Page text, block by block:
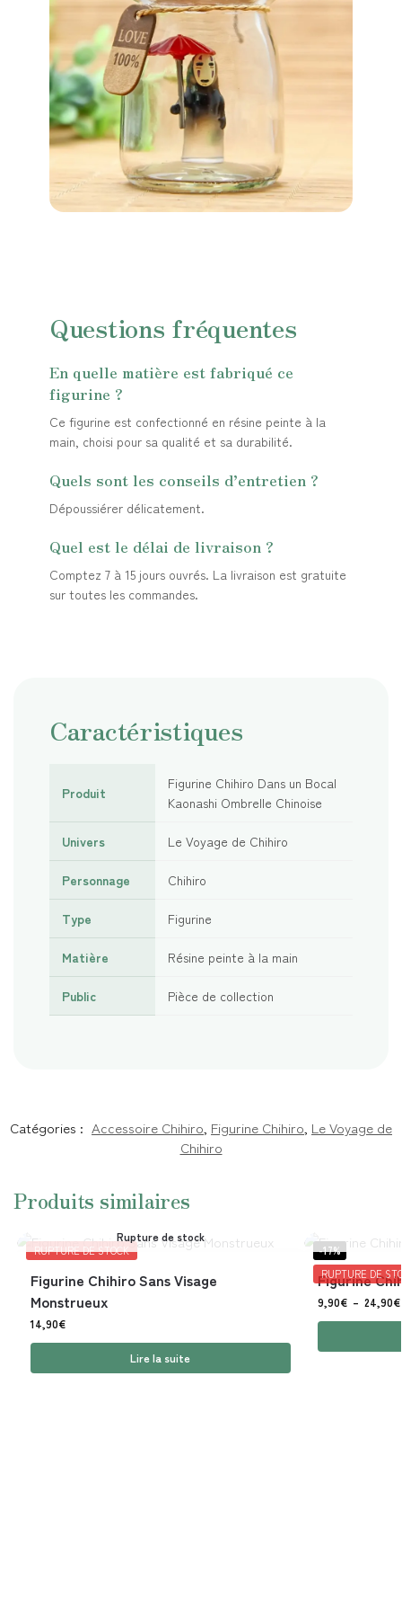
Questions fréquentes
En quelle matière est fabriqué ce
figurine ?
Ce figurine est confectionné en résine peinte à la
main, choisi pour sa qualité et sa durabilité.
Quels sont les conseils d’entretien ?
Dépoussiérer délicatement.
Quel est le délai de livraison ?
Comptez 7 à 15 jours ouvrés. La livraison est gratuite
sur toutes les commandes.
Caractéristiques
Produit
Figurine Chihiro Dans un Bocal
Kaonashi Ombrelle Chinoise
Univers Le Voyage de Chihiro
Personnage Chihiro
Type Figurine
Matière Résine peinte à la main
Public Pièce de collection
Catégories : Accessoire Chihiro, Figurine Chihiro, Le Voyage de
Chihiro
Produits similaires
RUPTURE DE STOCK
Rupture de stock
Figurine Chihiro Sans Visage
Monstrueux
14,90€
Lire la suite
-17%
RUPTURE DE
Figurine
9,90€ – 24,90€